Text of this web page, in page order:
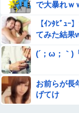
で大暴れｗ
【ｲﾝﾀﾋﾞｭｰ
てみた結果
(´；ω；｀)
お前らが長
げてけ